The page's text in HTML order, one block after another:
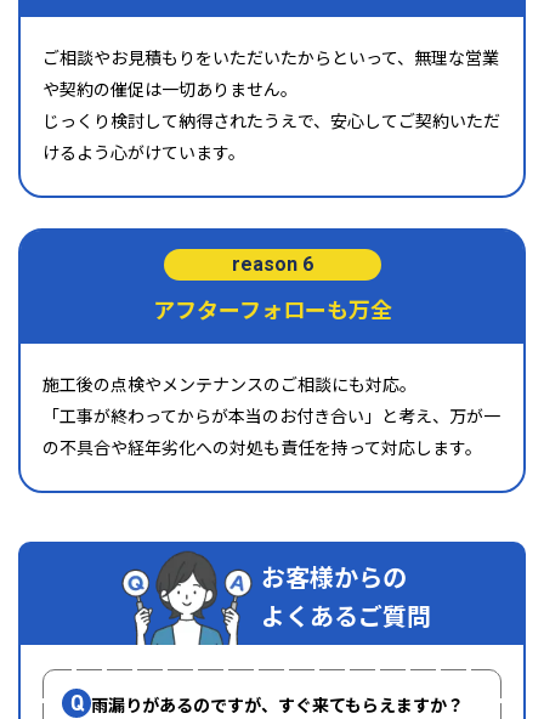
ご相談やお見積もりをいただいたからといって、無理な営業
や契約の催促は一切ありません。
じっくり検討して納得されたうえで、安心してご契約いただ
けるよう心がけています。
reason 6
アフターフォローも万全
施工後の点検やメンテナンスのご相談にも対応。
「工事が終わってからが本当のお付き合い」と考え、万が一
の不具合や経年劣化への対処も責任を持って対応します。
お客様からの
よくあるご質問
Q 雨漏りがあるのですが、すぐ来てもらえますか？